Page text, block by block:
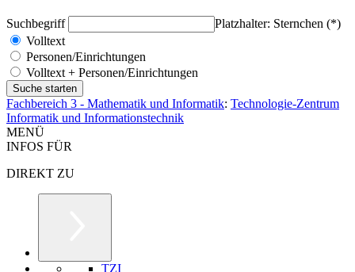
Suchbegriff
Platzhalter: Sternchen (*)
Volltext
Personen/Einrichtungen
Volltext + Personen/Einrichtungen
Fachbereich 3 - Mathematik und Informatik: Technologie-Zentrum
Informatik und Informationstechnik
MENÜ
INFOS FÜR
DIREKT ZU
TZI